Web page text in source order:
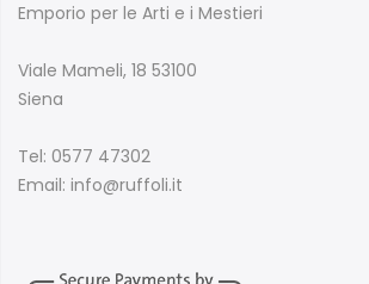
Emporio per le Arti e i Mestieri
Viale Mameli, 18 53100
Siena
Tel: 0577 47302
Email: info@ruffoli.it